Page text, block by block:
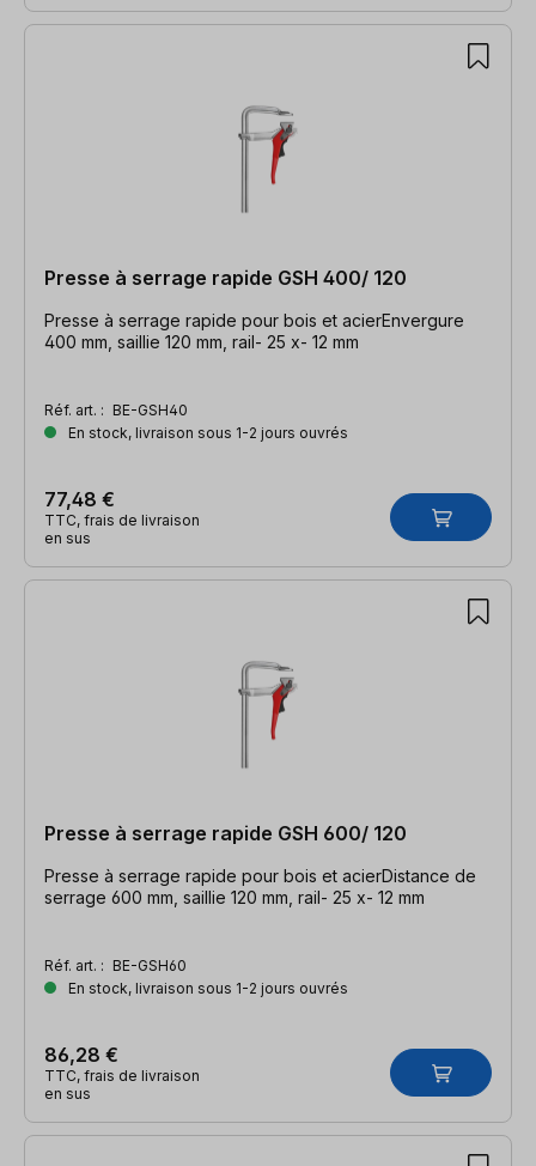
Presse à serrage rapide GSH 400/ 120
Presse à serrage rapide pour bois et acierEnvergure
400 mm, saillie 120 mm, rail- 25 x- 12 mm
Réf. art. : BE-GSH40
En stock, livraison sous 1-2 jours ouvrés
77,48 €
TTC, frais de livraison
en sus
Presse à serrage rapide GSH 600/ 120
Presse à serrage rapide pour bois et acierDistance de
serrage 600 mm, saillie 120 mm, rail- 25 x- 12 mm
Réf. art. : BE-GSH60
En stock, livraison sous 1-2 jours ouvrés
86,28 €
TTC, frais de livraison
en sus